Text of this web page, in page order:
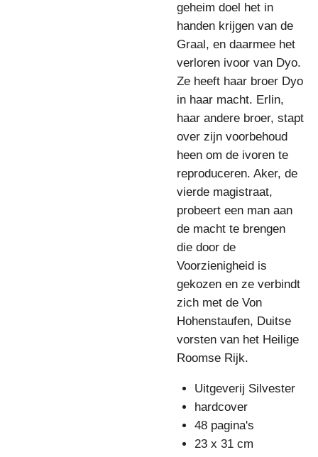
geheim doel het in
handen krijgen van de
Graal, en daarmee het
verloren ivoor van Dyo.
Ze heeft haar broer Dyo
in haar macht. Erlin,
haar andere broer, stapt
over zijn voorbehoud
heen om de ivoren te
reproduceren. Aker, de
vierde magistraat,
probeert een man aan
de macht te brengen
die door de
Voorzienigheid is
gekozen en ze verbindt
zich met de Von
Hohenstaufen, Duitse
vorsten van het Heilige
Roomse Rijk.
Uitgeverij Silvester
hardcover
48 pagina's
23 x 31 cm